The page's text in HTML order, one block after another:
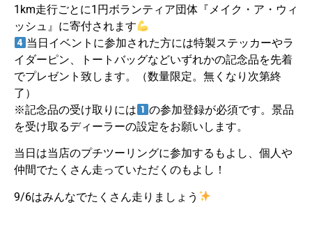
1km走行ごとに1円ボランティア団体『メイク・ア・ウィ
ッシュ』に寄付されます
当日イベントに参加された方には特製ステッカーやラ
イダーピン、トートバッグなどいずれかの記念品を先着
でプレゼント致します。（数量限定。無くなり次第終
了）
※記念品の受け取りには
の参加登録が必須です。景品
を受け取るディーラーの設定をお願いします。
当日は当店のプチツーリングに参加するもよし、個人や
仲間でたくさん走っていただくのもよし！
9/6はみんなでたくさん走りましょう